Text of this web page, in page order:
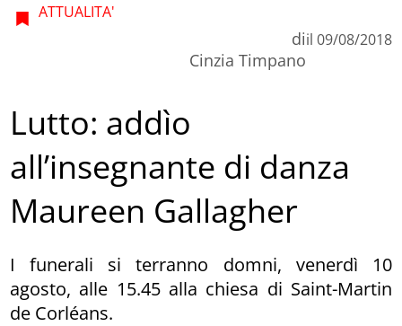
ATTUALITA'
di
Cinzia Timpano
il 09/08/2018
Lutto: addìo
all’insegnante di danza
Maureen Gallagher
I funerali si terranno domni, venerdì 10
agosto, alle 15.45 alla chiesa di Saint-Martin
de Corléans.